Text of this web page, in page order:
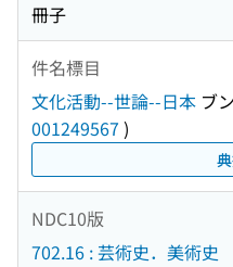
冊子
件名標目
文化活動--世論--日本 ブ
001249567 )
NDC10版
702.16 : 芸術史．美術史